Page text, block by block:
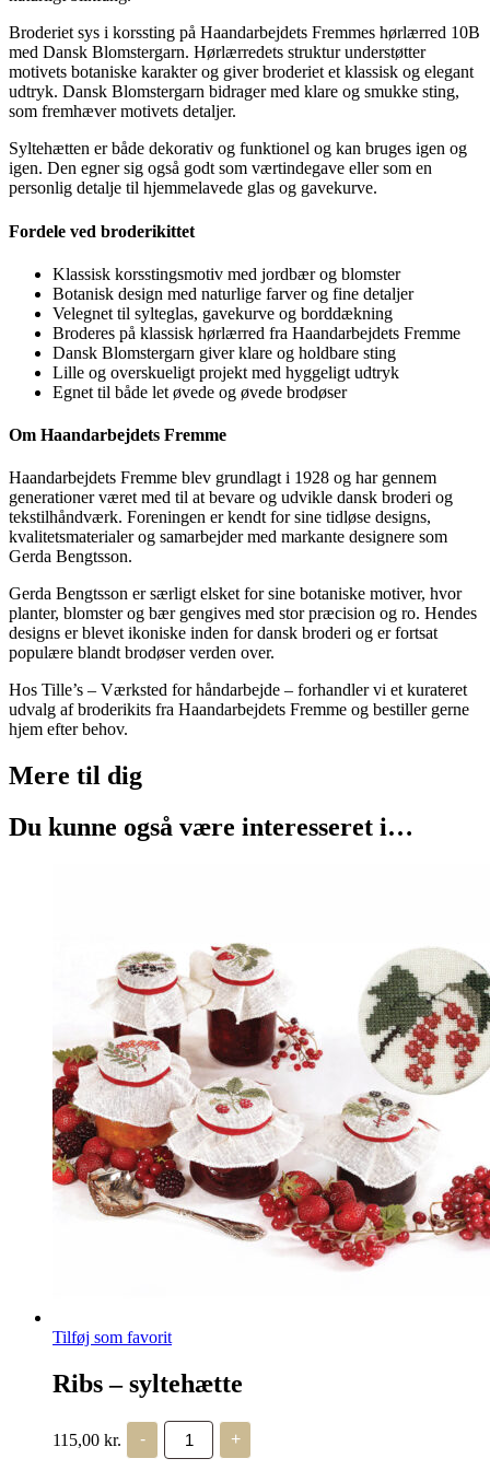
Broderiet sys i korssting på Haandarbejdets Fremmes hørlærred 10B
med Dansk Blomstergarn. Hørlærredets struktur understøtter
motivets botaniske karakter og giver broderiet et klassisk og elegant
udtryk. Dansk Blomstergarn bidrager med klare og smukke sting,
som fremhæver motivets detaljer.
Syltehætten er både dekorativ og funktionel og kan bruges igen og
igen. Den egner sig også godt som værtindegave eller som en
personlig detalje til hjemmelavede glas og gavekurve.
Fordele ved broderikittet
Klassisk korsstingsmotiv med jordbær og blomster
Botanisk design med naturlige farver og fine detaljer
Velegnet til sylteglas, gavekurve og borddækning
Broderes på klassisk hørlærred fra Haandarbejdets Fremme
Dansk Blomstergarn giver klare og holdbare sting
Lille og overskueligt projekt med hyggeligt udtryk
Egnet til både let øvede og øvede brodøser
Om Haandarbejdets Fremme
Haandarbejdets Fremme blev grundlagt i 1928 og har gennem
generationer været med til at bevare og udvikle dansk broderi og
tekstilhåndværk. Foreningen er kendt for sine tidløse designs,
kvalitetsmaterialer og samarbejder med markante designere som
Gerda Bengtsson.
Gerda Bengtsson er særligt elsket for sine botaniske motiver, hvor
planter, blomster og bær gengives med stor præcision og ro. Hendes
designs er blevet ikoniske inden for dansk broderi og er fortsat
populære blandt brodøser verden over.
Hos Tille’s – Værksted for håndarbejde – forhandler vi et kurateret
udvalg af broderikits fra Haandarbejdets Fremme og bestiller gerne
hjem efter behov.
Mere til dig
Du kunne også være interesseret i…
Tilføj som favorit
Ribs – syltehætte
115,00 kr. -
Ribs
syltehætte
+